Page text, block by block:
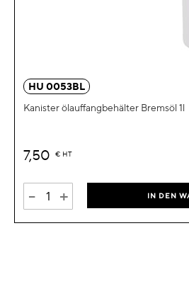
HU 0053BL
Kanister ölauffangbehälter Bremsöl 1l
7,50 € HT
- + IN DEN